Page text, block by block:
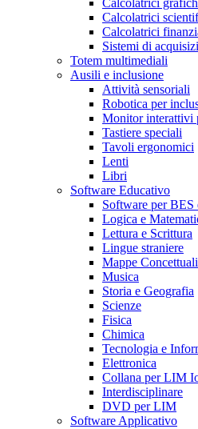
Calcolatrici
Calcolatrici
Sistemi di
Totem multimediali
Ausili e inclusione
Attività sensoriali
Robotica per
Monitor interattivi
Tastiere speciali
Tavoli ergonomici
Lenti
Libri
Software Educativo
Software per BES
Logica e
Lettura e Scrittura
Lingue straniere
Mappe Concettuali
Musica
Storia e Geografia
Scienze
Fisica
Chimica
Tecnologia e
Elettronica
Collana per LIM
Interdisciplinare
DVD per LIM
Software Applicativo